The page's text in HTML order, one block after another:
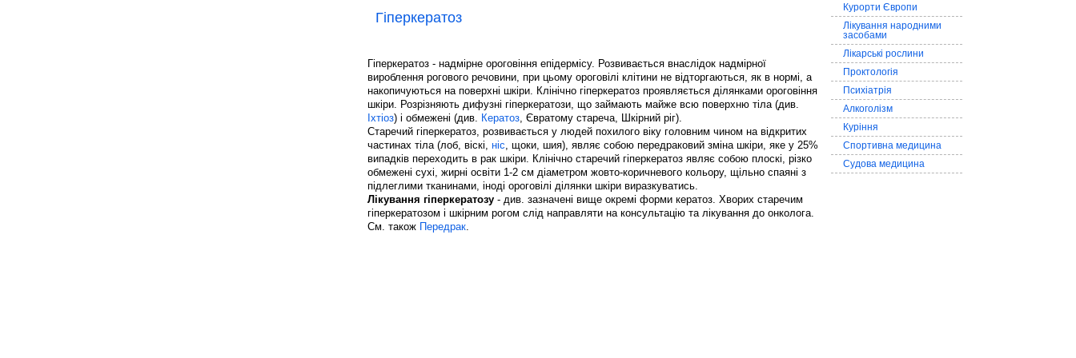
Гіперкератоз
Гіперкератоз - надмірне ороговіння епідермісу. Розвивається внаслідок надмірної
вироблення рогового речовини, при цьому ороговілі клітини не відторгаються, як в нормі, а
накопичуються на поверхні шкіри. Клінічно гіперкератоз проявляється ділянками ороговіння
шкіри. Розрізняють дифузні гіперкератози, що займають майже всю поверхню тіла (див.
Іхтіоз) і обмежені (див. Кератоз, Євратому стареча, Шкірний ріг).
Старечий гіперкератоз, розвивається у людей похилого віку головним чином на відкритих
частинах тіла (лоб, віскі, ніс, щоки, шия), являє собою передраковий зміна шкіри, яке у 25%
випадків переходить в рак шкіри. Клінічно старечий гіперкератоз являє собою плоскі, різко
обмежені сухі, жирні освіти 1-2 см діаметром жовто-коричневого кольору, щільно спаяні з
підлеглими тканинами, іноді ороговілі ділянки шкіри виразкуватись.
Лікування гіперкератозу - див. зазначені вище окремі форми кератоз. Хворих старечим
гіперкератозом і шкірним рогом слід направляти на консультацію та лікування до онколога.
См. також Передрак.
Курорти Європи
Лікування народними
засобами
Лікарські рослини
Проктологія
Психіатрія
Алкоголізм
Куріння
Спортивна медицина
Судова медицина